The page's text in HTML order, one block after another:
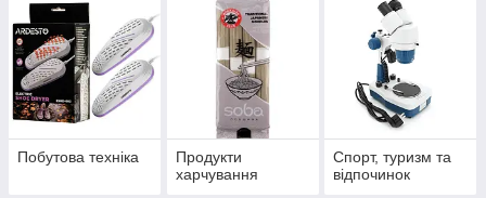
Побутова техніка
Продукти
харчування
Спорт, туризм та
відпочинок